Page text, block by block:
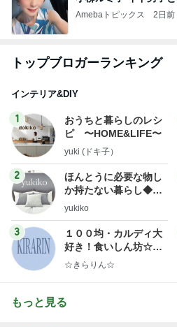
Amebaトピックス 2日前
トップブロガーランキング
インテリア&DIY
1
おうちと暮らしのレシ
ピ 〜HOME&LIFE〜
yuki (ドキ子）
2
ほんとうに必要な物し
か持たない暮らし◆Ke
ep Life Simple◆〜イ
yukiko
3
１００均・カルディ大
好き！食いしん坊☆き
らりん☆のブログ
☆きらりん☆
もっと見る